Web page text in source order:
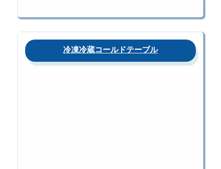
冷凍冷蔵コールドテーブル